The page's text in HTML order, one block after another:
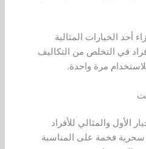
أحد الخيارات المثالية
في التخلص من التكاليف
مرة واحدة.
الأول والمثالي للأفراد
سحرية فخمة على المناسبة